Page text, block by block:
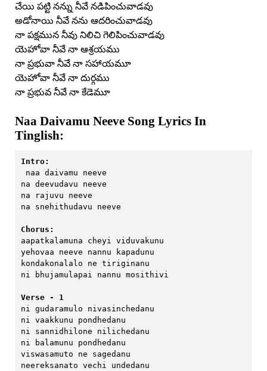
చేయి పట్టి నన్ను నీవే నడిపించువాడవు
అడోనాయి నీవే నను ఆదరించువాడవు
నా పక్షమున నీవు నిలిచి గెలిపించువాడవు
యెహోవా నీవే నా ఆశ్రయము
నా ప్రభువా నీవే నా సహాయమూ
యెహోవా నీవే నా దుర్గము
నా ప్రభువ నీవే నా కేడెమూ
Naa Daivamu Neeve Song Lyrics In
Tinglish:
Intro:
naa daivamu neeve
na deevudavu neeve
na rajuvu neeve
na snehithudavu neeve
Chorus:
aapatkalamuna cheyi viduvakunu
yehovaa neeve nannu kapadunu
kondakonalalo ne tiriginanu
ni bhujamulapai nannu mosithivi
Verse - 1
ni gudaramulo nivasinchedanu
ni vaakkunu pondhedanu
ni sannidhilone nilichedanu
ni balamunu pondhedanu
viswasamuto ne sagedanu
neereksanato vechi undedanu